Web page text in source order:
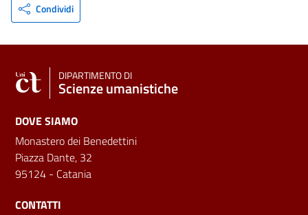
Condividi
DIPARTIMENTO DI
Scienze umanistiche
DOVE SIAMO
Monastero dei Benedettini
Piazza Dante, 32
95124 - Catania
CONTATTI